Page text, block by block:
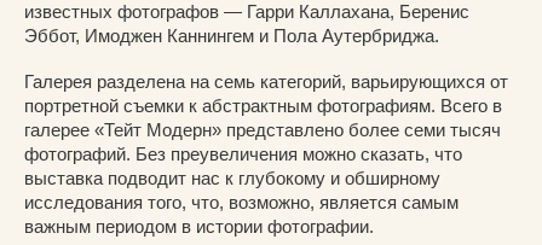
известных фотографов — Гарри Каллахана, Беренис
Эббот, Имоджен Каннингем и Пола Аутербриджа.
Галерея разделена на семь категорий, варьирующихся от
портретной съемки к абстрактным фотографиям. Всего в
галерее «Тейт Модерн» представлено более семи тысяч
фотографий. Без преувеличения можно сказать, что
выставка подводит нас к глубокому и обширному
исследования того, что, возможно, является самым
важным периодом в истории фотографии.